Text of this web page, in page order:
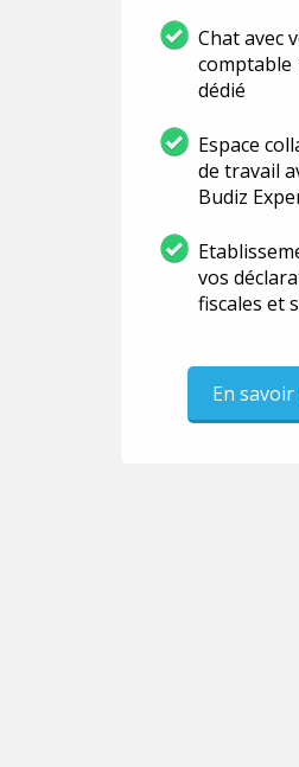
Chat avec
comptable
dédié
Espace
de travail
Budiz
vos
fiscales et
En